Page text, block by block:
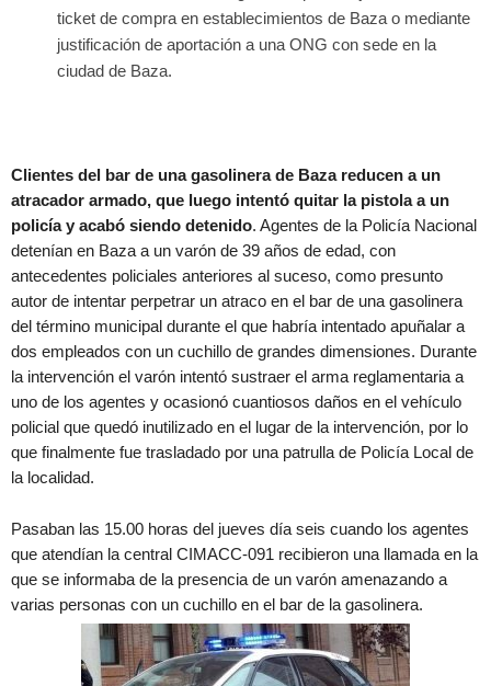
ticket de compra en establecimientos de Baza o mediante
justificación de aportación a una ONG con sede en la
ciudad de Baza.
Clientes del bar de una gasolinera de Baza reducen a un
atracador armado, que luego intentó quitar la pistola a un
policía y acabó siendo detenido. Agentes de la Policía Nacional
detenían en Baza a un varón de 39 años de edad, con
antecedentes policiales anteriores al suceso, como presunto
autor de intentar perpetrar un atraco en el bar de una gasolinera
del término municipal durante el que habría intentado apuñalar a
dos empleados con un cuchillo de grandes dimensiones. Durante
la intervención el varón intentó sustraer el arma reglamentaria a
uno de los agentes y ocasionó cuantiosos daños en el vehículo
policial que quedó inutilizado en el lugar de la intervención, por lo
que finalmente fue trasladado por una patrulla de Policía Local de
la localidad.
Pasaban las 15.00 horas del jueves día seis cuando los agentes
que atendían la central CIMACC-091 recibieron una llamada en la
que se informaba de la presencia de un varón amenazando a
varias personas con un cuchillo en el bar de la gasolinera.